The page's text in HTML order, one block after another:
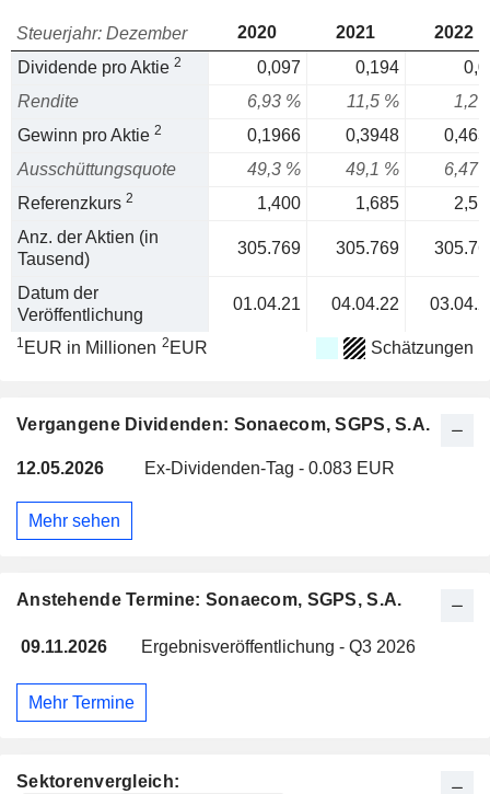
Steuerjahr: Dezember 2020 2021
2022
Dividende pro Aktie 2 0,097 0,194
Rendite
6,93 % 11,5 %
1,2
Gewinn pro Aktie 2 0,1966 0,3948
Ausschüttungsquote
49,3 % 49,1 %
6,47
Referenzkurs 2 1,400 1,685
Anz. der Aktien (in
Tausend)
305.769 305.769
Datum der
Veröffentlichung
01.04.21 04.04.22
1 EUR in Millionen 2 EUR Schätzungen
Vergangene Dividenden: Sonaecom, SGPS, S.A.
12.05.2026 Ex-Dividenden-Tag - 0.083 EUR
Mehr sehen
Anstehende Termine: Sonaecom, SGPS, S.A.
09.11.2026 Ergebnisveröffentlichung - Q3 2026
Mehr Termine
Sektorenvergleich: